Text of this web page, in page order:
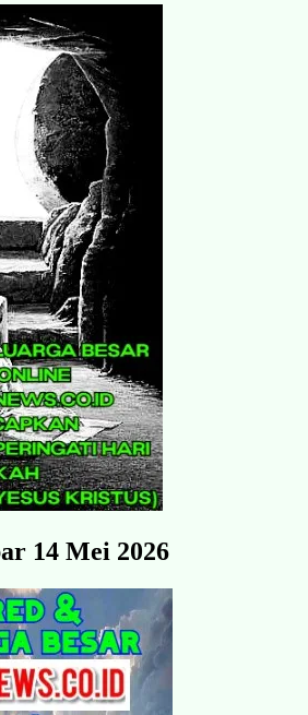
14 Mei 2026